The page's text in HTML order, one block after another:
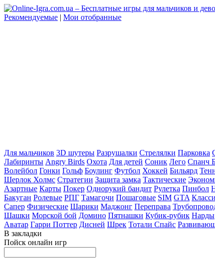
Рекомендуемые | Мои отобранные
Для мальчиков 3D шутеры Разрушалки Стрелялки Парковка
Лабиринты Angry Birds Охота Для детей Соник Лего Спанч
Волейбол Гонки Гольф Боулинг Футбол Хоккей Бильярд
Шерлок Холмс Стратегии Защита замка Тактические
Азартные Карты Покер Однорукий бандит Рулетка Пинбол
Бакуган Ролевые РПГ Тамагочи Пошаговые SIM GTA
Сапер Физические Шарики Маджонг Переправа
Шашки Морской бой Домино Пятнашки Кубик-рубик Нарды
Аватар Гарри Поттер Дисней Шрек Тотали Спайс
В закладки
Пойск онлайн игр